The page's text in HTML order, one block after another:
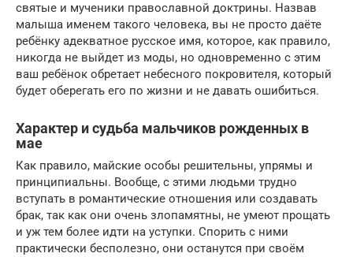
святые и мученики православной доктрины. Назвав
малыша именем такого человека, вы не просто даёте
ребёнку адекватное русское имя, которое, как правило,
никогда не выйдет из моды, но одновременно с этим
ваш ребёнок обретает небесного покровителя, который
будет оберегать его по жизни и не давать ошибиться.
Характер и судьба мальчиков рожденных в
мае
Как правило, майские особы решительны, упрямы и
принципиальны. Вообще, с этими людьми трудно
вступать в романтические отношения или создавать
брак, так как они очень злопамятны, не умеют прощать
и уж тем более идти на уступки. Спорить с ними
практически бесполезно, они останутся при своём